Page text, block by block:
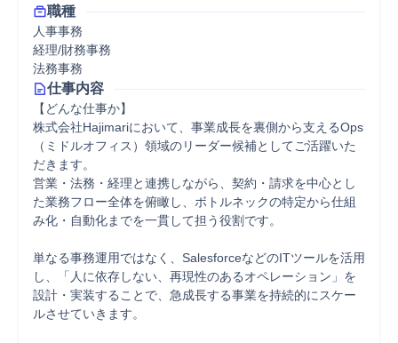
職種
人事事務
経理/財務事務
法務事務
仕事内容
【どんな仕事か】
株式会社Hajimariにおいて、事業成長を裏側から支えるOps
（ミドルオフィス）領域のリーダー候補としてご活躍いた
だきます。
営業・法務・経理と連携しながら、契約・請求を中心とし
た業務フロー全体を俯瞰し、ボトルネックの特定から仕組
み化・自動化までを一貫して担う役割です。
単なる事務運用ではなく、SalesforceなどのITツールを活用
し、「人に依存しない、再現性のあるオペレーション」を
設計・実装することで、急成長する事業を持続的にスケー
ルさせていきます。